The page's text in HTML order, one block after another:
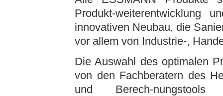
Produkt-weiterentwicklung
innovativen Neubau, die
vor allem von Industrie-,
Die Auswahl des optimalen
von den Fachberatern des
und Berech-